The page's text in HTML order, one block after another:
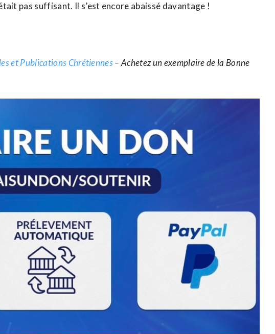
pas suffisant. Il s’est encore abaissé davantage !
et Publications Chrétiennes– Achetez un exemplaire de la Bonne